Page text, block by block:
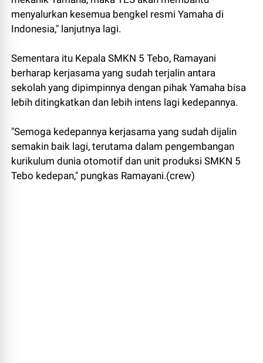
menyalurkan kesemua bengkel resmi Yamaha di
Indonesia," lanjutnya lagi.
Sementara itu Kepala SMKN 5 Tebo, Ramayani
berharap kerjasama yang sudah terjalin antara
sekolah yang dipimpinnya dengan pihak Yamaha bisa
lebih ditingkatkan dan lebih intens lagi kedepannya.
"Semoga kedepannya kerjasama yang sudah dijalin
semakin baik lagi, terutama dalam pengembangan
kurikulum dunia otomotif dan unit produksi SMKN 5
Tebo kedepan," pungkas Ramayani.(crew)